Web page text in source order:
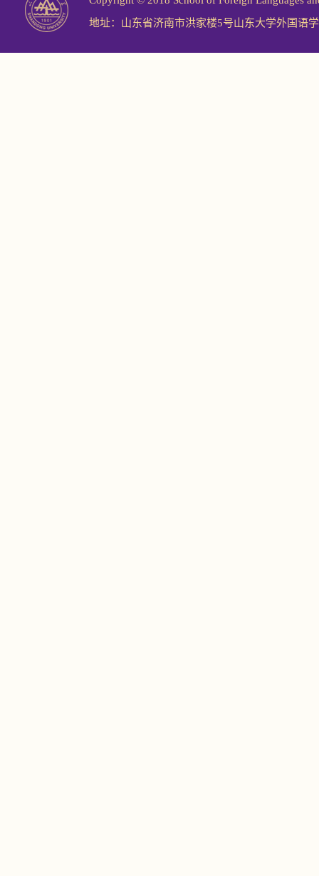
地址：山东省济南市洪家楼5号山东大学外国语